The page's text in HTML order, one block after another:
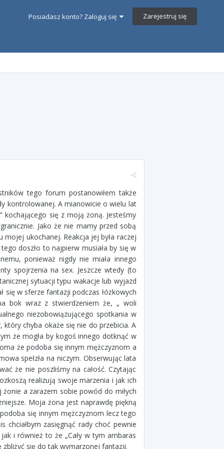
Posiadasz konto? Zaloguj się Zarejestruj się
tego forum postanowiłem także
kontrolowanej. A mianowicie o wielu lat
kochającego się z moją żoną. Jesteśmy
Jako że nie mamy przed sobą
ukochanej. Reakcja jej była raczej
doszło to najpierw musiała by się w
ponieważ nigdy nie miała innego
spojrzenia na sex. Jeszcze wtedy (to
sytuacji typu wakacje lub wyjazd
się w sferze fantazji podczas łóżkowych
bok wraz z stwierdzeniem że, „ woli
niezobowiązującego spotkania w
chyba okaże się nie do przebicia. A
że mogła by kogoś innego dotknąć w
że podoba się innym mężczyznom a
spełzła na niczym. Obserwując lata
że nie poszliśmy na całość. Czytając
realizują swoje marzenia i jak ich
a zarazem sobie powód do miłych
Moja żona jest naprawdę piękną
się innym mężczyznom lecz tego
chciałbym zasięgnąć rady choć pewnie
i również to że „Cały w tym ambaras
się do tak wymarzonej fantazji.